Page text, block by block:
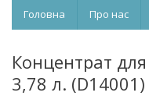
Головна Про нас
Концентрат
3,78 л. (D14001)